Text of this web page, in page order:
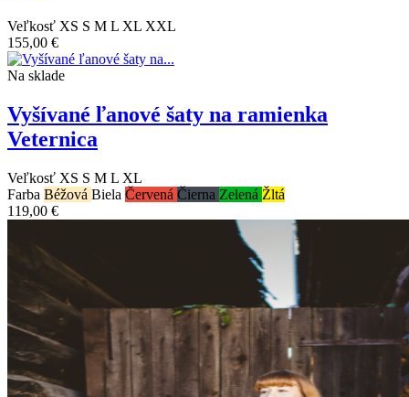
Veľkosť XS S M L XL XXL
155,00 €
Na sklade
Vyšívané ľanové šaty na ramienka
Veternica
Veľkosť XS S M L XL
Farba Béžová Biela Červená Čierna Zelená Žltá
119,00 €